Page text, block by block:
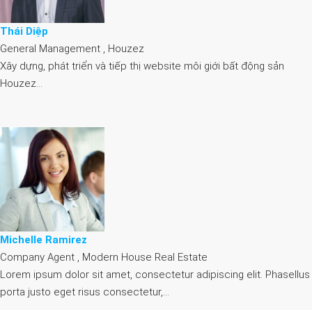
Thái Diệp
General Management , Houzez
Xây dựng, phát triển và tiếp thị website môi giới bất động sản
Houzez…
Michelle Ramirez
Company Agent , Modern House Real Estate
Lorem ipsum dolor sit amet, consectetur adipiscing elit. Phasellus
porta justo eget risus consectetur,…